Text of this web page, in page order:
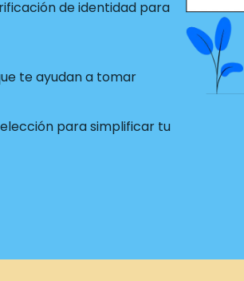
de identidad para
te ayudan a tomar
para simplificar tu